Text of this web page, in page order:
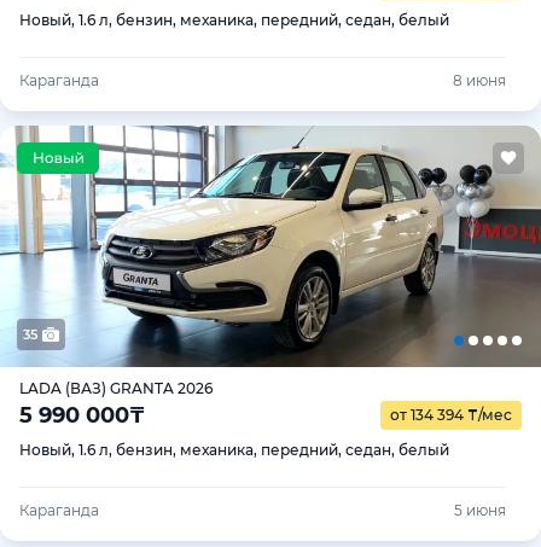
Новый, 1.6 л, бензин, механика, передний, седан, белый
Караганда 8 июня
35
LADA (ВАЗ) GRANTA 2026
5 990 000₸ от 134 394 ₸/мес
Новый, 1.6 л, бензин, механика, передний, седан, белый
Караганда 5 июня